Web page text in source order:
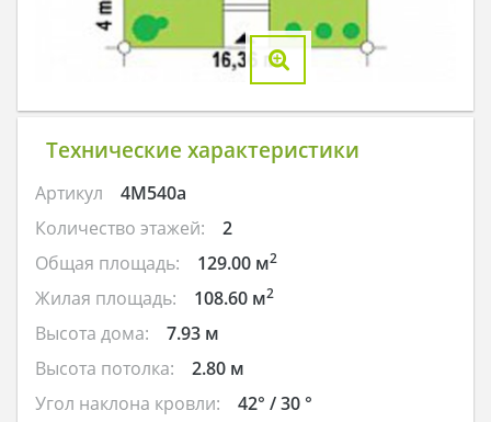
Технические характеристики
Артикул
4M540a
Количество этажей:
2
Общая площадь:
129.00 м2
Жилая площадь: 108.60 м2
Высота дома:
7.93 м
Высота потолка:
2.80 м
Угол наклона кровли:
42° / 30 °